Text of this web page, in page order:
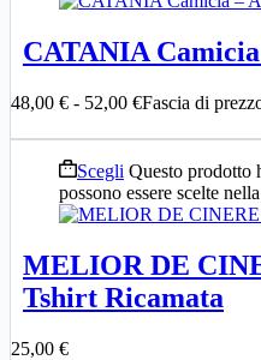
CATANIA
48,00 € - 52,00 €Fascia di
Scegli Questo prodotto
possono essere scelte
MELIOR DE
Tshirt Ricamata
25,00 €